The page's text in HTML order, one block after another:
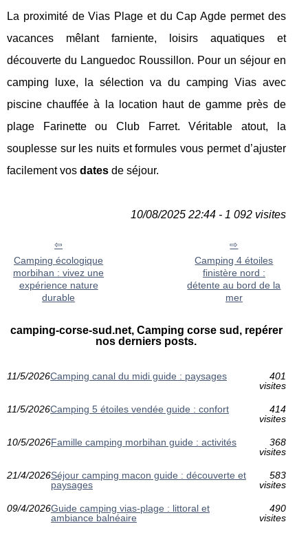
La proximité de Vias Plage et du Cap Agde permet des
vacances mêlant farniente, loisirs aquatiques et
découverte du Languedoc Roussillon. Pour un séjour en
camping luxe, la sélection va du camping Vias avec
piscine chauffée à la location haut de gamme près de
plage Farinette ou Club Farret. Véritable atout, la
souplesse sur les nuits et formules vous permet d’ajuster
facilement vos dates de séjour.
10/08/2025 22:44 - 1 092 visites
Camping écologique
morbihan : vivez une
expérience nature
durable
Camping 4 étoiles
finistère nord :
détente au bord de la
mer
camping-corse-sud.net, Camping corse sud, repérer
nos derniers posts.
11/5/2026Camping canal du midi guide : paysages
401
visites
11/5/2026Camping 5 étoiles vendée guide : confort
414
visites
10/5/2026Famille camping morbihan guide : activités
368
visites
21/4/2026Séjour camping macon guide : découverte et
paysages
583
visites
09/4/2026Guide camping vias-plage : littoral et
ambiance balnéaire
490
visites